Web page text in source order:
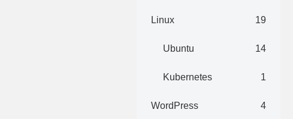
Linux 19
Ubuntu 14
Kubernetes 1
WordPress 4